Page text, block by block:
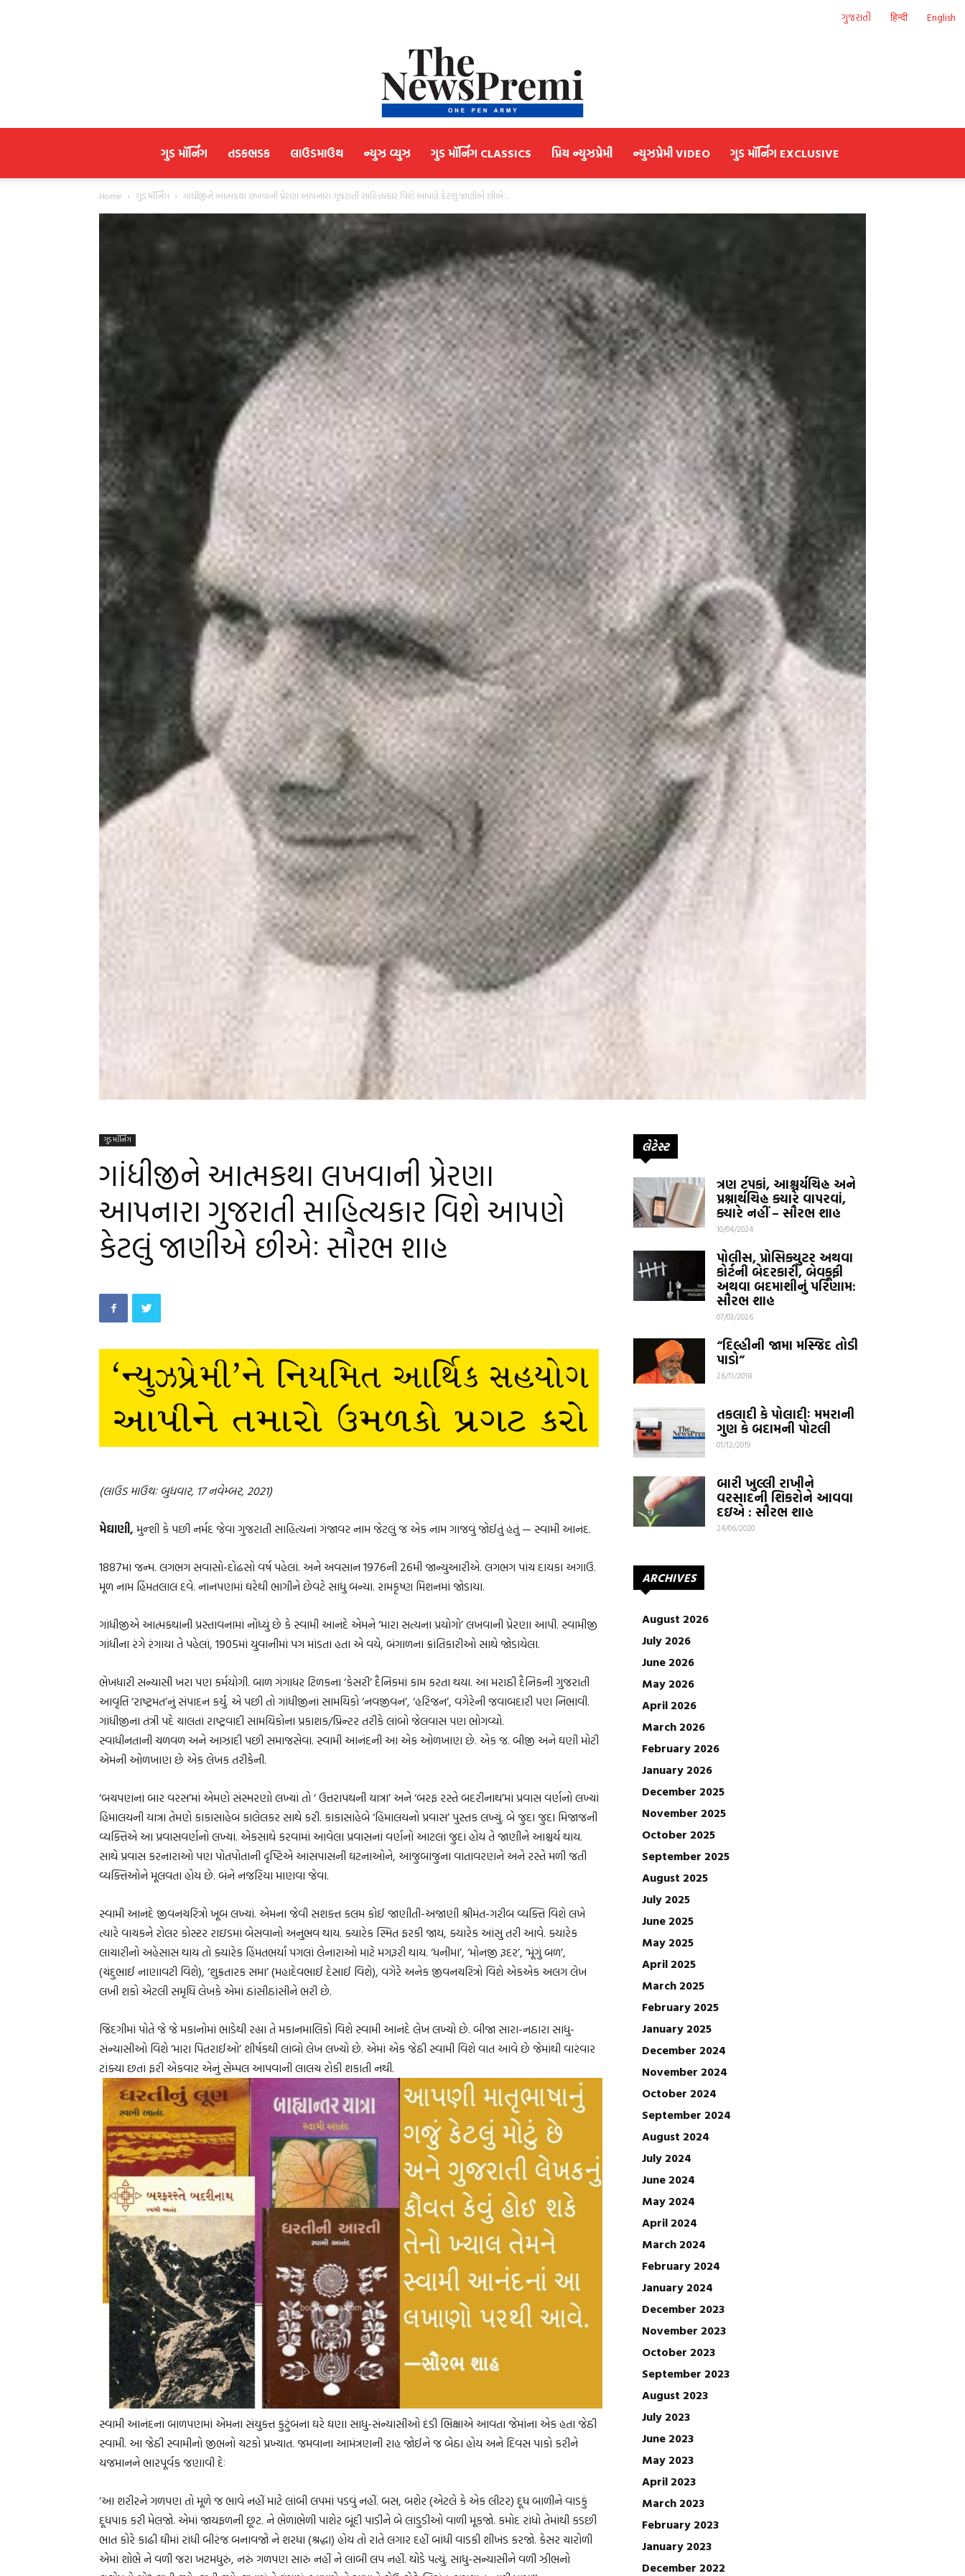
ગુજરાતી हिन्दी English
Gujarati
ગુડ મૉર્નિંગ તડકભડક લાઉડમાઉથ ન્યુઝ વ્યુઝ ગુડ મૉર્નિંગ CLASSICS પ્રિય ન્યુઝપ્રેમી ન્યુઝપ્રેમી VIDEO ગુડ મૉર્નિંગ EXCLUSIVE
Home ગુડ મૉર્નિંગ ગાંધીજીને આત્મકથા લખવાની પ્રેરણા આપનારા ગુજરાતી સાહિત્યકાર વિશે આપણે કેટલું જાણીએ છીએઃ...
ગુડ મૉર્નિંગ
ગાંધીજીને આત્મકથા લખવાની પ્રેરણા
આપનારા ગુજરાતી સાહિત્યકાર વિશે આપણે
કેટલું જાણીએ છીએઃ સૌરભ શાહ
(લાઉડ માઉથઃ બુધવાર, 17 નવેમ્બર, 2021)
મેઘાણી, મુન્શી કે પછી નર્મદ જેવા ગુજરાતી સાહિત્યનાં ગંજાવર નામ જેટલું જ એક નામ ગાજવું જોઈતું હતું — સ્વામી આનંદ.
1887માં જન્મ. લગભગ સવાસો-દોઢસો વર્ષ પહેલાં. અને અવસાન 1976ની 26મી જાન્યુઆરીએ. લગભગ પાંચ દાયકા અગાઉ.
મૂળ નામ હિંમતલાલ દવે. નાનપણમાં ઘરેથી ભાગીને છેવટે સાધુ બન્યા. રામકૃષ્ણ મિશનમાં જોડાયા.
ગાંધીજીએ આત્મકથાની પ્રસ્તાવનામાં નોંધ્યું છે કે સ્વામી આનંદે એમને ‘મારા સત્યના પ્રયોગો’ લખવાની પ્રેરણા આપી. સ્વામીજી
ગાંધીના રંગે રંગાયા તે પહેલાં, 1905માં યુવાનીમાં પગ માંડતા હતા એ વયે, બંગાળના ક્રાંતિકારીઓ સાથે જોડાયેલા.
ભેખધારી સન્યાસી ખરા પણ કર્મયોગી. બાળ ગંગાધર ટિળકના ‘કેસરી’ દૈનિકમાં કામ કરતા થયા. આ મરાઠી દૈનિકની ગુજરાતી
આવૃત્તિ ‘રાષ્ટ્રમત’નું સંપાદન કર્યું. એ પછી તો ગાંધીજીનાં સામયિકો ‘નવજીવન’, ‘હરિજન’, વગેરેની જવાબદારી પણ નિભાવી.
ગાંધીજીના તંત્રી પદે ચાલતાં રાષ્ટ્રવાદી સામયિકોના પ્રકાશક/પ્રિન્ટર તરીકે લાંબો જેલવાસ પણ ભોગવ્યો.
સ્વાધીનતાની ચળવળ અને આઝાદી પછી સમાજસેવા. સ્વામી આનંદની આ એક ઓળખાણ છે. એક જ. બીજી અને ઘણી મોટી
એમની ઓળખાણ છે એક લેખક તરીકેની.
‘બચપણનાં બાર વરસ’માં એમણે સંસ્મરણો લખ્યાં તો ‘ ઉત્તરાપથની યાત્રા’ અને ‘બરફ રસ્તે બદરીનાથ’માં પ્રવાસ વર્ણનો લખ્યાં
હિમાલયની યાત્રા તેમણે કાકાસાહેબ કાલેલકર સાથે કરી. કાકાસાહેબે ‘હિમાલયનો પ્રવાસ’ પુસ્તક લખ્યું. બે જુદા જુદા મિજાજની
વ્યક્તિએ આ પ્રવાસવર્ણનો લખ્યાં. એકસાથે કરવામાં આવેલા પ્રવાસનાં વર્ણનો આટલાં જુદાં હોય તે જાણીને આશ્ચર્ય થાય.
સાથે પ્રવાસ કરનારાઓ પણ પોતપોતાની દૃષ્ટિએ આસપાસની ઘટનાઓને, આજુબાજુના વાતાવરણને અને રસ્તે મળી જતી
વ્યક્તિઓને મૂલવતા હોય છે. બંને નજરિયા માણવા જેવા.
સ્વામી આનંદે જીવનચરિત્રો ખૂબ લખ્યાં. એમના જેવી સશક્ત કલમ કોઈ જાણીતી-અજાણી શ્રીમંત-ગરીબ વ્યક્તિ વિશે લખે
ત્યારે વાચકને રોલર કોસ્ટર રાઇડમાં બેસવાનો અનુભવ થાય. ક્યારેક સ્મિત ફરકી જાય, ક્યારેક આંસુ તરી આવે. ક્યારેક
લાચારીનો અહેસાસ થાય તો ક્યારેક હિંમતભર્યાં પગલાં લેનારાઓ માટે મગરૂરી થાય. ‘ધનીમા’, ‘મોનજી રૂદર’, ‘મૂંગું બળ’,
(ચંદુભાઈ નાણાવટી વિશે), ‘શુક્રતારક સમા’ (મહાદેવભાઈ દેસાઈ વિશે), વગેરે અનેક જીવનચરિત્રો વિશે એકએક અલગ લેખ
લખી શકો એટલી સમૃધિ લેખકે એમાં ઠાંસીઠાંસીને ભરી છે.
જિંદગીમાં પોતે જે જે મકાનોમાં ભાડેથી રહ્યા તે મકાનમાલિકો વિશે સ્વામી આનંદે લેખ લખ્યો છે. બીજા સારા-નઠારા સાધુ-
સંન્યાસીઓ વિશે ‘મારા પિતરાઈઓ’ શીર્ષકથી લાંબો લેખ લખ્યો છે. એમાં એક જેઠી સ્વામી વિશે વાત આવે છે જેમાંથી વારંવાર
ટાંક્યા છતાં ફરી એકવાર એનું સેમ્પલ આપવાની લાલચ રોકી શકાતી નથી.
સ્વામી આનંદના બાળપણમાં એમના સંયુક્ત કુટુંબના ઘરે ઘણા સાધુ-સંન્યાસીઓ દંડી ભિક્ષાએ આવતા જેમાંના એક હતા જેઠી
સ્વામી. આ જેઠી સ્વામીનો જીભનો ચટકો પ્રખ્યાત. જમવાના આમંત્રણની રાહ જોઈને જ બેઠા હોય અને દિવસ પાકો કરીને
યજમાનને ભારપૂર્વક જણાવી દેઃ
‘આ શરીરને ગળપણ તો મૂળે જ ભાવે નહીં માટે લાંબી લપમાં પડવું નહીં. બસ, બશેર (એટલે કે એક લીટર) દૂધ બાળીને વાડકું
દૂધપાક કરી મેલજો. એમાં જાયફળની છૂટ. ને ભેળાભેળી પાશેર બૂંદી પાડીને બે લાડુડીઓ વાળી મૂકજો. કમોદ રાંધો તેમાંથી કડછી
ભાત કોરે કાઢી ઘીમાં રાંધી બીરંજ બનાવજો ને શરધા (શ્રદ્ધા) હોય તો રાતે લગાર દહીં બાંધી વાડકી શીખંડ કરજો. કેસર ચારોળી
એમાં શોભે ને વળી જરા ખટમધુરું, નરું ગળપણ સારું નહીં ને લાંબી લપ નહીં. થોડે પત્યું. સાધુ-સન્યાસીને વળી ઝીભનો
લેટેસ્ટ
ત્રણ ટપકાં, આશ્ચર્યચિહ્ન અને
પ્રશ્નાર્થચિહ્ન ક્યારે વાપરવાં,
ક્યારે નહીં – સૌરભ શાહ
10/04/2024
પોલીસ, પ્રોસિક્યુટર અથવા
કોર્ટની બેદરકારી, બેવકૂફી
અથવા બદમાશીનું પરિણામ:
સૌરભ શાહ
07/03/2026
“દિલ્હીની જામા મસ્જિદ તોડી
પાડો”
26/11/2018
તકલાદી કે પોલાદીઃ મમરાની
ગુણ કે બદામની પોટલી
01/12/2019
બારી ખુલ્લી રાખીને
વરસાદની શિકરોને આવવા
દઇએ : સૌરભ શાહ
24/06/2020
ARCHIVES
August 2026
July 2026
June 2026
May 2026
April 2026
March 2026
February 2026
January 2026
December 2025
November 2025
October 2025
September 2025
August 2025
July 2025
June 2025
May 2025
April 2025
March 2025
February 2025
January 2025
December 2024
November 2024
October 2024
September 2024
August 2024
July 2024
June 2024
May 2024
April 2024
March 2024
February 2024
January 2024
December 2023
November 2023
October 2023
September 2023
August 2023
July 2023
June 2023
May 2023
April 2023
March 2023
February 2023
January 2023
December 2022